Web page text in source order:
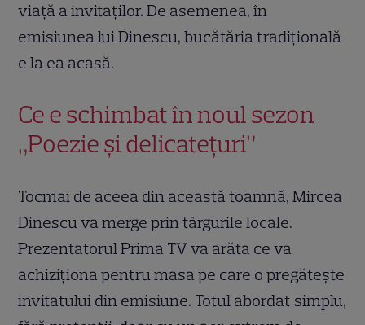
viață a invitaților. De asemenea, în
emisiunea lui Dinescu, bucătăria tradițională
e la ea acasă.
Ce e schimbat în noul sezon
„Poezie și delicatețuri”
Tocmai de aceea din această toamnă, Mircea
Dinescu va merge prin târgurile locale.
Prezentatorul Prima TV va arăta ce va
achiziționa pentru masa pe care o pregătește
invitatului din emisiune. Totul abordat simplu,